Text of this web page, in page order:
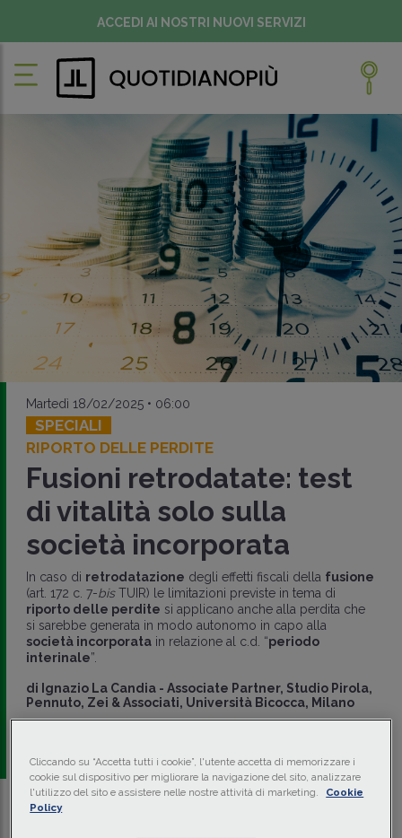
ACCEDI AI NOSTRI NUOVI SERVIZI
Martedì 18/02/2025 • 06:00
SPECIALI
RIPORTO DELLE PERDITE
Fusioni retrodatate: test
di vitalità solo sulla
società incorporata
In caso di retrodatazione degli effetti fiscali della fusione
(art. 172 c. 7-bisTUIR) le limitazioni previste in tema di
riporto delle perdite si applicano anche alla perdita che
si sarebbe generata in modo autonomo in capo alla
società incorporatain relazione al c.d. “periodo
interinale”.
di Ignazio La Candia - Associate Partner, Studio Pirola,
Pennuto, Zei & Associati, Università Bicocca, Milano
Cliccando su “Accetta tutti i cookie”, l'utente accetta di memorizzare i
cookie sul dispositivo per migliorare la navigazione del sito, analizzare
l'utilizzo del sito e assistere nelle nostre attività di marketing.
Cookie
Policy